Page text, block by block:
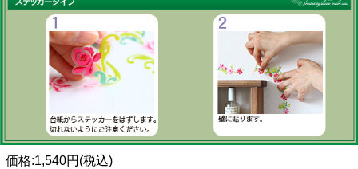
価格:1,540円(税込)